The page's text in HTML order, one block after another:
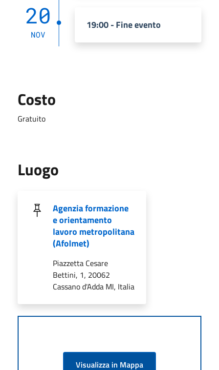
20
NOV
19:00 - Fine evento
Costo
Gratuito
Luogo
Agenzia formazione
e orientamento
lavoro metropolitana
(Afolmet)
Piazzetta Cesare
Bettini, 1, 20062
Cassano d'Adda MI, Italia
Visualizza in Mappa